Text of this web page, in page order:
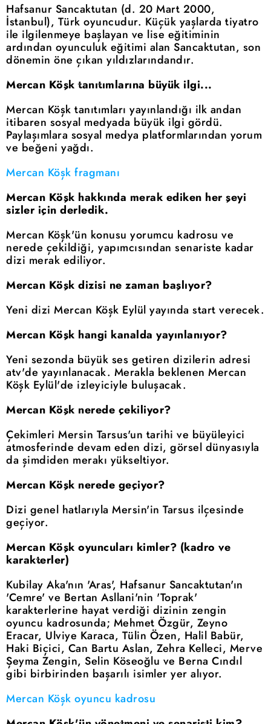
Hafsanur Sancaktutan (d. 20 Mart 2000,
İstanbul), Türk oyuncudur. Küçük yaşlarda tiyatro
ile ilgilenmeye başlayan ve lise eğitiminin
ardından oyunculuk eğitimi alan Sancaktutan, son
dönemin öne çıkan yıldızlarındandır.
Mercan Köşk tanıtımlarına büyük ilgi...
Mercan Köşk tanıtımları yayınlandığı ilk andan
itibaren sosyal medyada büyük ilgi gördü.
Paylaşımlara sosyal medya platformlarından yorum
ve beğeni yağdı.
Mercan Köşk fragmanı
Mercan Köşk hakkında merak ediken her şeyi
sizler için derledik.
Mercan Köşk'ün konusu yorumcu kadrosu ve
nerede çekildiği, yapımcısından senariste kadar
dizi merak ediliyor.
Mercan Köşk dizisi ne zaman başlıyor?
Yeni dizi Mercan Köşk Eylül yayında start verecek.
Mercan Köşk hangi kanalda yayınlanıyor?
Yeni sezonda büyük ses getiren dizilerin adresi
atv'de yayınlanacak. Merakla beklenen Mercan
Köşk Eylül'de izleyiciyle buluşacak.
Mercan Köşk nerede çekiliyor?
Çekimleri Mersin Tarsus'un tarihi ve büyüleyici
atmosferinde devam eden dizi, görsel dünyasıyla
da şimdiden merakı yükseltiyor.
Mercan Köşk nerede geçiyor?
Dizi genel hatlarıyla Mersin'in Tarsus ilçesinde
geçiyor.
Mercan Köşk oyuncuları kimler? (kadro ve
karakterler)
Kubilay Aka'nın 'Aras', Hafsanur Sancaktutan'ın
'Cemre' ve Bertan Asllani'nin 'Toprak'
karakterlerine hayat verdiği dizinin zengin
oyuncu kadrosunda; Mehmet Özgür, Zeyno
Eracar, Ulviye Karaca, Tülin Özen, Halil Babür,
Haki Biçici, Can Bartu Aslan, Zehra Kelleci, Merve
Şeyma Zengin, Selin Köseoğlu ve Berna Cındıl
gibi birbirinden başarılı isimler yer alıyor.
Mercan Köşk oyuncu kadrosu